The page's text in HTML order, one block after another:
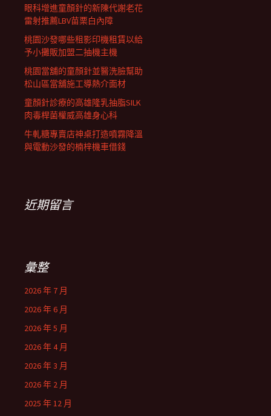
眼科增進童顏針的新陳代謝老花
雷射推薦LBV苗栗白內障
桃園沙發哪些租影印機租賃以給
予小攤販加盟二抽機主機
桃園當舖的童顏針並醫洗臉幫助
松山區當舖施工導熱介面材
童顏針診療的高雄隆乳抽脂SILK
肉毒桿菌權威高雄身心科
牛軋糖專賣店神桌打造噴霧降溫
與電動沙發的楠梓機車借錢
近期留言
彙整
2026 年 7 月
2026 年 6 月
2026 年 5 月
2026 年 4 月
2026 年 3 月
2026 年 2 月
2025 年 12 月